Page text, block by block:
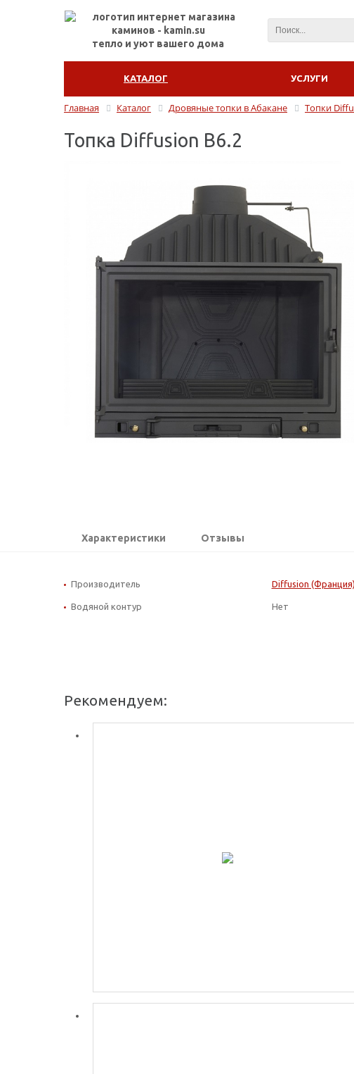
тепло и уют вашего дома
КАТАЛОГ УСЛУГИ
Главная Каталог Дровяные топки в Абакане Топки
Топка Diffusion B6.2
Характеристики Отзывы
Производитель Diffusion (Франция)
Водяной контур Нет
Рекомендуем: